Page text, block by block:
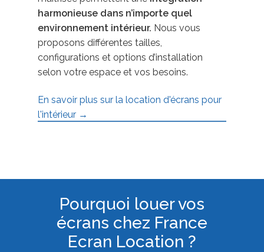
harmonieuse dans n’importe quel
environnement intérieur. Nous vous
proposons différentes tailles,
configurations et options d’installation
selon votre espace et vos besoins.
En savoir plus sur la location d'écrans pour
l'intérieur →
Pourquoi louer vos
écrans chez France
Ecran Location ?